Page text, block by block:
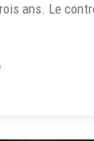
ans. Le